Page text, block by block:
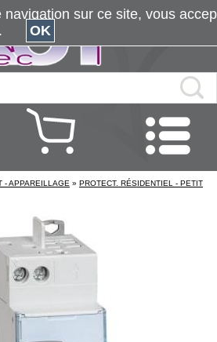
- APPAREILLAGE » PROTECT. RÉSIDENTIEL - PETIT
navigation sur ce site, vous
OK